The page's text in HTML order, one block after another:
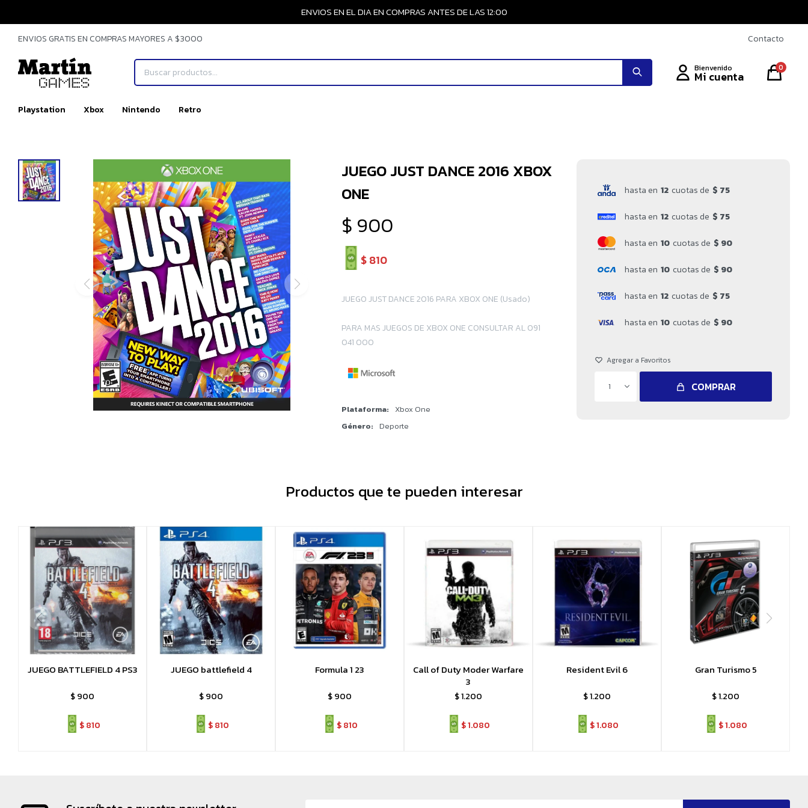
ENVIOS EN EL DIA EN COMPRAS ANTES DE LAS 12:00
Playstation Xbox Nintendo Retro
0
ENVIOS GRATIS EN COMPRAS MAYORES A $3000 Contacto
JUEGO JUST DANCE 2016 XBOX
ONE
$ 900
$810
JUEGO JUST DANCE 2016 PARA XBOX ONE (Usado)
PARA MAS JUEGOS DE XBOX ONE CONSULTAR AL 091
041 000
Plataforma
Xbox One
Género
Deporte
hasta en 12 cuotas de $ 75
hasta en 12 cuotas de $ 75
hasta en 10 cuotas de $ 90
hasta en 10 cuotas de $ 90
hasta en 12 cuotas de $ 75
hasta en 10 cuotas de $ 90
1 COMPRAR
Productos que te pueden interesar
JUEGO BATTLEFIELD 4 PS3
$900
$ 810
JUEGO battlefield 4
$900
$ 810
Formula 1 23
$900
$ 810
Call of Duty Moder Warfare
3
$1.200
$1.080
Resident Evil 6
$1.200
$1.080
Gran Turismo 5
$1.200
$1.080